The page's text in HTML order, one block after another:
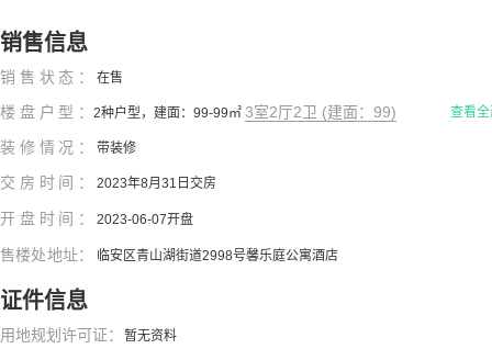
销售信息
销售状态： 在售
楼盘户型： 2种户型，建面：99-99㎡ 3室2厅2卫 (建面：99) 查看
装修情况： 带装修
交房时间： 2023年8月31日交房
开盘时间： 2023-06-07开盘
售楼处地址： 临安区青山湖街道2998号馨乐庭公寓酒店
证件信息
用地规划许可证： 暂无资料